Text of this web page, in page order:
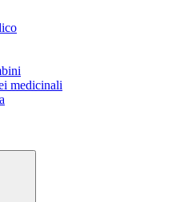
medicinali